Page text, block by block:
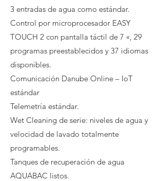
3 entradas de agua como estándar.
Control por microprocesador EASY
TOUCH 2 con pantalla táctil de 7 «, 29
programas preestablecidos y 37 idiomas
disponibles.
Comunicación Danube Online – IoT
estándar
Telemetría estándar.
Wet Cleaning de serie: niveles de agua y
velocidad de lavado totalmente
programables.
Tanques de recuperación de agua
AQUABAC listos.